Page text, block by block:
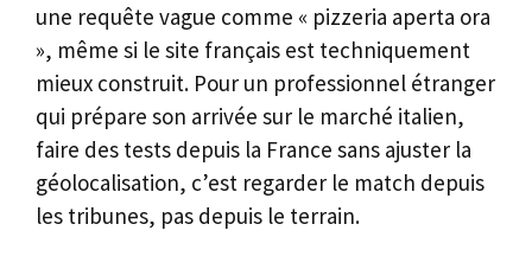
une requête vague comme « pizzeria aperta ora
», même si le site français est techniquement
mieux construit. Pour un professionnel étranger
qui prépare son arrivée sur le marché italien,
faire des tests depuis la France sans ajuster la
géolocalisation, c’est regarder le match depuis
les tribunes, pas depuis le terrain.